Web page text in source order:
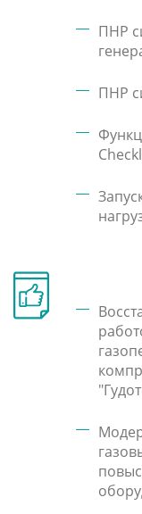
ПНР
ПНР